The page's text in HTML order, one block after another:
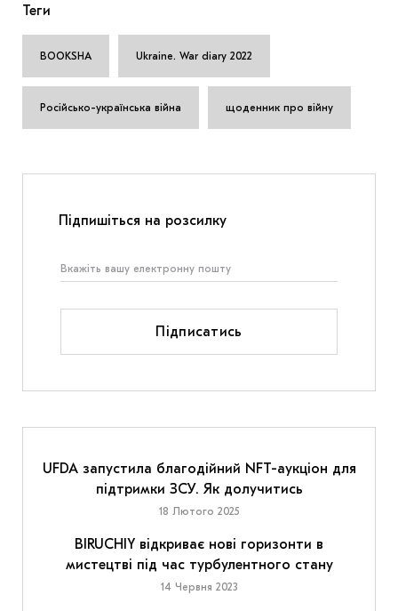
Теги
BOOKSHА Ukraine. War diary 2022
Російсько-українська війна щоденник про війну
Підпишіться на розсилку
Підписатись
UFDA запустила благодійний NFT-аукціон для
підтримки ЗСУ. Як долучитись
18 Лютого 2025
BIRUCHIY відкриває нові горизонти в
мистецтві під час турбулентного стану
14 Червня 2023